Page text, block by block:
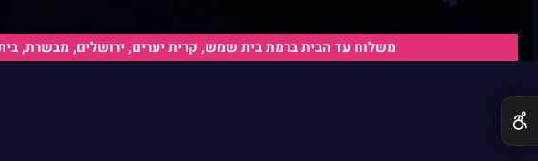
הערות נוספות:
משלוח עד הבית ברמת בית שמש, קרית יערים, ירושלים, מבשרת,